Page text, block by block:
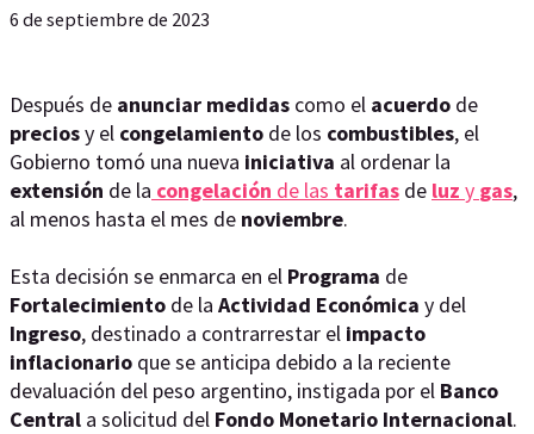
6 de septiembre de 2023
Después de anunciar medidas como el acuerdo de
preciosy el congelamiento de los combustibles, el
Gobierno tomó una nueva iniciativa al ordenar la
extensión de la congelación de las tarifas de luz y gas,
al menos hasta el mes de noviembre.
Esta decisión se enmarca en el Programa de
Fortalecimiento de la Actividad Económica y del
Ingreso, destinado a contrarrestar el impacto
inflacionario que se anticipa debido a la reciente
devaluación del peso argentino, instigada por el Banco
Central a solicitud del Fondo Monetario Internacional.